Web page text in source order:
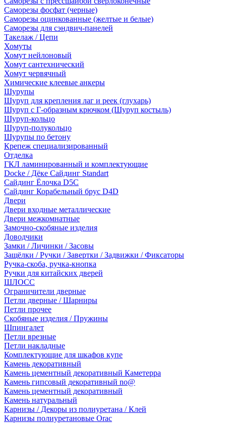
Саморезы фосфат (черные)
Саморезы оцинкованные (желтые и белые)
Саморезы для сэндвич-панелей
Такелаж / Цепи
Хомуты
Хомут нейлоновый
Хомут сантехнический
Хомут червячный
Химические клеевые анкеры
Шурупы
Шуруп для крепления лаг и реек (глухарь)
Шуруп с Г-образным крючком (Шуруп костыль)
Шуруп-кольцо
Шуруп-полукольцо
Шурупы по бетону
Крепеж специализированный
Отделка
ГКЛ ламинированный и комплектующие
Docke / Дёке Сайдинг Standart
Сайдинг Ёлочка D5C
Сайдинг Корабельный брус D4D
Двери
Двери входные металлические
Двери межкомнатные
Замочно-скобяные изделия
Доводчики
Замки / Личинки / Засовы
Защёлки / Ручки / Завертки / Задвижки / Фиксаторы
Ручка-скоба, ручка-кнопка
Ручки для китайских дверей
ШЛОСС
Ограничители дверные
Петли дверные / Шарниры
Петли прочее
Скобяные изделия / Пружины
Шпингалет
Петли врезные
Петли накладные
Комплектующие для шкафов купе
Камень декоративный
Камень цементный декоративный Каметерра
Камень гипсовый декоративный no@
Камень цементный декоративный
Камень натуральный
Карнизы / Декоры из полиуретана / Клей
Карнизы полиуретановые Orac